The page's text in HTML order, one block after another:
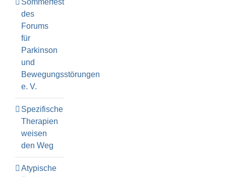
des
Forums
für
Parkinson
und
Bewegungsstörungen
e. V.
Spezifische
Therapien
weisen
den Weg
Atypische